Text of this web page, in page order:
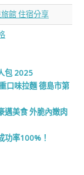
館 住宿分享
包 2025
口味拉麵 德島市第
邁美食 外脆內嫩肉
功率100%！